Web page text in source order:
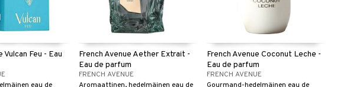
Vulcan Feu - Eau
eau de
French Avenue Aether Extrait -
Eau de parfum
FRENCH AVENUE
Aromaattinen, hedelmäinen eau de
French Avenue Coconut Leche -
Eau de parfum
FRENCH AVENUE
Gourmand-hedelmäinen eau de